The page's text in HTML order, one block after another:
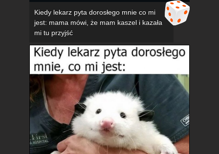
Kiedy lekarz pyta dorosłego mnie co mi
jest: mama mówi, że mam kaszel i kazała
mi tu przyjść